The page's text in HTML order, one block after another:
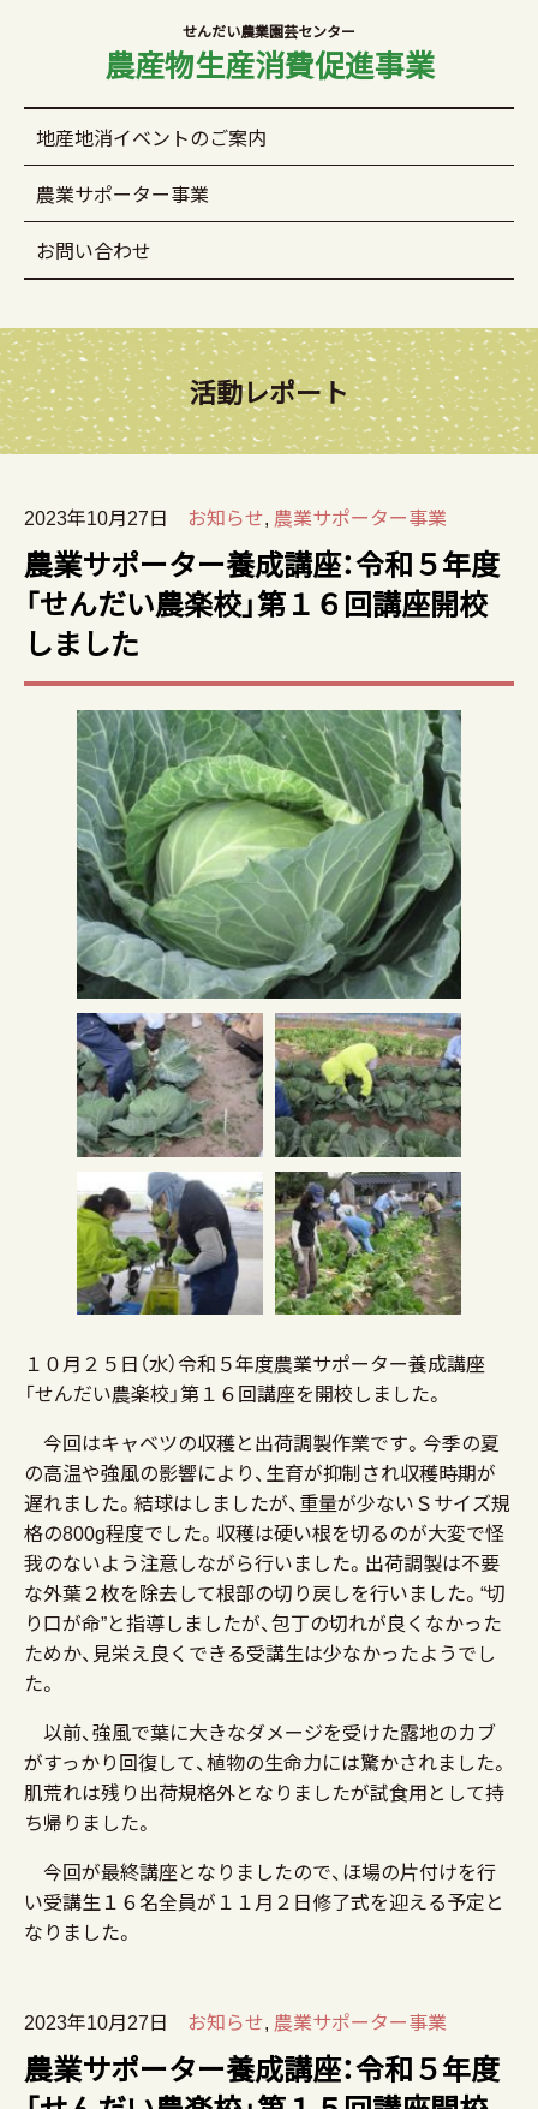
せんだい農業園芸センター
農産物生産消費促進事業
地産地消イベントのご案内
農業サポーター事業
お問い合わせ
活動レポート
2023年10月27日 お知らせ, 農業サポーター事業
農業サポーター養成講座：令和５年度
「せんだい農楽校」第１６回講座開校
しました
１０月２５日（水）令和５年度農業サポーター養成講座
「せんだい農楽校」第１６回講座を開校しました。
今回はキャベツの収穫と出荷調製作業です。今季の夏
の高温や強風の影響により、生育が抑制され収穫時期が
遅れました。結球はしましたが、重量が少ないＳサイズ規
格の800g程度でした。収穫は硬い根を切るのが大変で怪
我のないよう注意しながら行いました。出荷調製は不要
な外葉２枚を除去して根部の切り戻しを行いました。“切
り口が命”と指導しましたが、包丁の切れが良くなかった
ためか、見栄え良くできる受講生は少なかったようでし
た。
以前、強風で葉に大きなダメージを受けた露地のカブ
がすっかり回復して、植物の生命力には驚かされました。
肌荒れは残り出荷規格外となりましたが試食用として持
ち帰りました。
今回が最終講座となりましたので、ほ場の片付けを行
い受講生１６名全員が１１月２日修了式を迎える予定と
なりました。
2023年10月27日 お知らせ, 農業サポーター事業
農業サポーター養成講座：令和５年度